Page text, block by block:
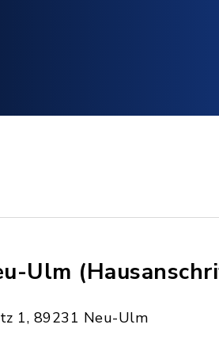
Ulm
1, 89231 Neu-Ulm